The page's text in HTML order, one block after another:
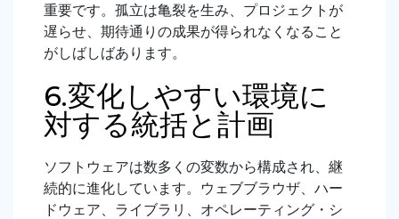
重要です。孤立は亀裂を生み、プロジェクトが
遅らせ、期待通りの成果が得られなくなること
がしばしばあります。
6.変化しやすい環境に
対する統括と計画
ソフトウェアは数多くの変数から構成され、継
続的に進化しています。ウェブブラウザ、ハー
ドウェア、ライブラリ、オペレーティング・シ